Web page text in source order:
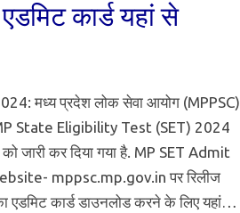
कार्ड यहां से
मध्य प्रदेश लोक सेवा आयोग (MPPSC)
MP State Eligibility Test (SET) 2024
जारी कर दिया गया है. MP SET Admit
mppsc.mp.gov.in पर रिलीज
एडमिट कार्ड डाउनलोड करने के लिए यहां…